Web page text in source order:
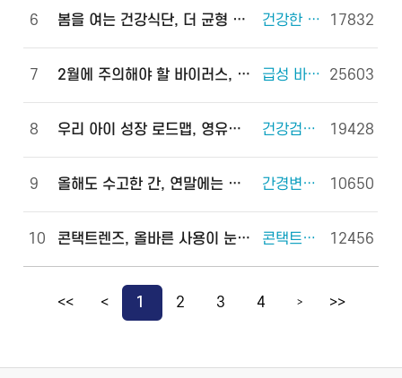
6 봄을 여는 건강식단, 더 균형 있게! 건강한 체중조절을 위한 식사 외 6건 17832
7 2월에 주의해야 할 바이러스, 이렇게 예방하세요! 급성 바이러스 위장관염 외 2건 25603
8 우리 아이 성장 로드맵, 영유아 건강검진으로 완성하세요! 건강검진(국가건강검진) 외 2건 19428
9 올해도 수고한 간, 연말에는 쉬게 해 주세요! 간경변증 외 3건 10650
10 콘택트렌즈, 올바른 사용이 눈 건강을 지킵니다! 콘택트렌즈 외 2건 12456
<< < 1 2 3 4 > >>